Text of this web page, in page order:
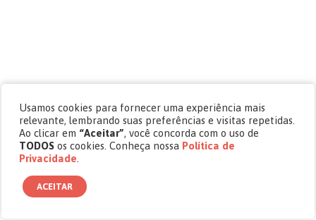
Usamos cookies para fornecer uma experiência mais
relevante, lembrando suas preferências e visitas repetidas.
Ao clicar em “Aceitar”, você concorda com o uso de
TODOS os cookies. Conheça nossa Política de
Privacidade
ACEITAR